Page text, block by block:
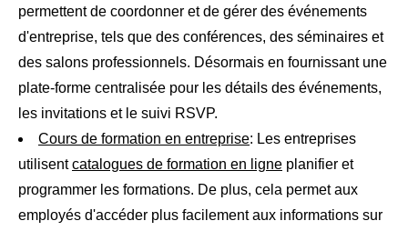
permettent de coordonner et de gérer des événements
d'entreprise, tels que des conférences, des séminaires et
des salons professionnels. Désormais en fournissant une
plate-forme centralisée pour les détails des événements,
les invitations et le suivi RSVP.
Cours de formation en entreprise: Les entreprises
utilisentcatalogues de formation en ligne planifier et
programmer les formations. De plus, cela permet aux
employés d'accéder plus facilement aux informations sur